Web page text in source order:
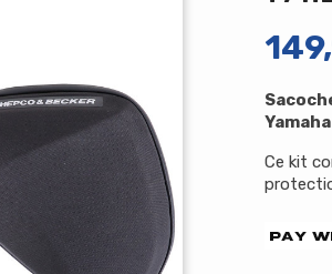
Ce kit